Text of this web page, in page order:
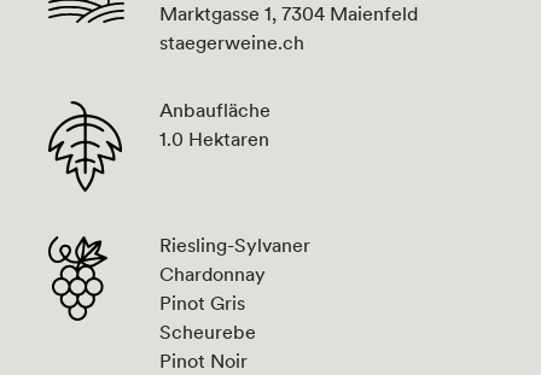
Marktgasse 1, 7304 Maienfeld
staegerweine.ch
Anbaufläche
1.0 Hektaren
Riesling-Sylvaner
Chardonnay
Pinot Gris
Scheurebe
Pinot Noir